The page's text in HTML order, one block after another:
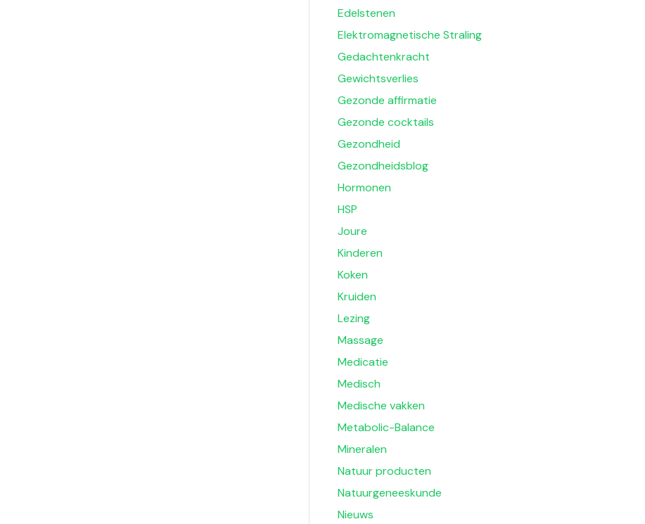
Edelstenen
Elektromagnetische Straling
Gedachtenkracht
Gewichtsverlies
Gezonde affirmatie
Gezonde cocktails
Gezondheid
Gezondheidsblog
Hormonen
HSP
Joure
Kinderen
Koken
Kruiden
Lezing
Massage
Medicatie
Medisch
Medische vakken
Metabolic-Balance
Mineralen
Natuur producten
Natuurgeneeskunde
Nieuws